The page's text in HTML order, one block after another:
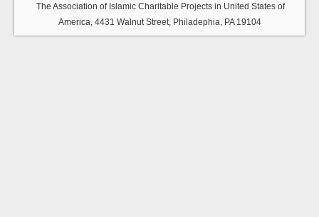
The Association of Islamic Charitable Projects in United States of
America, 4431 Walnut Street, Philadephia, PA 19104